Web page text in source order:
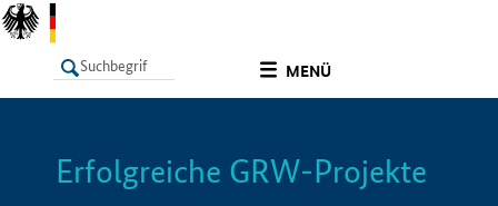
MENÜ
LISTE Info
Erfolgreiche GRW-Projekte